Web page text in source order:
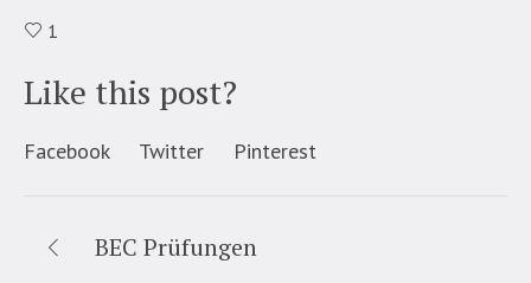
1
Like this post?
Facebook Twitter Pinterest
BEC Prüfungen